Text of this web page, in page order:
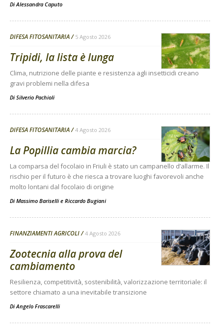
DiAlessandra Caputo
DIFESA FITOSANITARIA 5 Agosto 2026
Tripidi, la lista è lunga
Clima, nutrizione delle piante e resistenza agli insetticidi creano
gravi problemi nella difesa
Di Silverio Pachioli
DIFESA FITOSANITARIA 4 Agosto 2026
La Popillia cambia marcia?
La comparsa del focolaio in Friuli è stato un campanello d’allarme. Il
rischio per il futuro è che riesca a trovare luoghi favorevoli anche
molto lontani dal focolaio di origine
Di Massimo Bariselli e Riccardo Bugiani
FINANZIAMENTI AGRICOLI 4 Agosto 2026
Zootecnia alla prova del
cambiamento
Resilienza, competitività, sostenibilità, valorizzazione territoriale: il
settore chiamato a una inevitabile transizione
DiAngelo Frascarelli